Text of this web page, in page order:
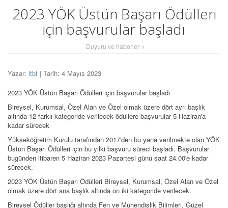
2023 YÖK Üstün Başarı Ödülleri
için başvurular başladı
Duyuru ve haberler
Yazar: itbf | Tarih: 4 Mayıs 2023
2023 YÖK Üstün Başarı Ödülleri için başvurular başladı
Bireysel, Kurumsal, Özel Alan ve Özel olmak üzere dört ayrı başlık
altında 12 farklı kategoride verilecek ödüllere başvurular 5 Haziran'a
kadar sürecek
Yükseköğretim Kurulu tarafından 2017'den bu yana verilmekte olan YÖK
Üstün Başarı Ödülleri için bu yılki başvuru süreci başladı. Başvurular
bugünden itibaren 5 Haziran 2023 Pazartesi günü saat 24.00'e kadar
sürecek.
2023 YÖK Üstün Başarı Ödülleri Bireysel, Kurumsal, Özel Alan ve Özel
olmak üzere dört ana başlık altında on iki kategoride verilecek.
Bireysel Ödüller başlığı altında Fen ve Mühendislik Bilimleri, Güzel